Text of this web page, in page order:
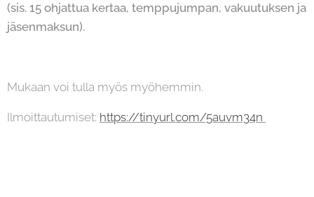
(sis. 15 ohjattua kertaa, temppujumpan, vakuutuksen ja
jäsenmaksun).
Mukaan voi tulla myös myöhemmin.
Ilmoittautumiset: https://tinyurl.com/5auvm34n